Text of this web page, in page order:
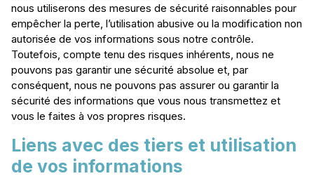
nous utiliserons des mesures de sécurité raisonnables pour
empêcher la perte, l’utilisation abusive ou la modification non
autorisée de vos informations sous notre contrôle.
Toutefois, compte tenu des risques inhérents, nous ne
pouvons pas garantir une sécurité absolue et, par
conséquent, nous ne pouvons pas assurer ou garantir la
sécurité des informations que vous nous transmettez et
vous le faites à vos propres risques.
Liens avec des tiers et utilisation
de vos informations